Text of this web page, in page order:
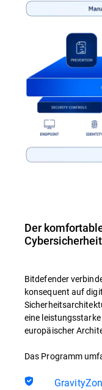
Der
Cybersicherheit
Bitdefender
konsequent auf
eine
europäischer
Das Programm